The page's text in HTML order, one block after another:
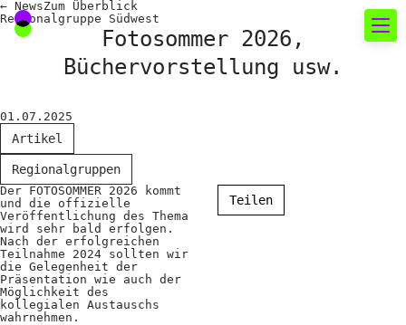
Neues rund um die
Fotografie
Das aktuelle Foto
News
Termine
FREELENS Galerie
Showcases
← NewsZum Überblick
Regionalgruppe Südwest
Fotosommer 2026,
Büchervorstellung usw.
01.07.2025
Artikel
Regionalgruppen
Der FOTOSOMMER 2026 kommt
und die offizielle
Veröffentlichung des Thema
wird sehr bald erfolgen.
Nach der erfolgreichen
Teilnahme 2024 sollten wir
die Gelegenheit der
Präsentation wie auch der
Möglichkeit des
kollegialen Austauschs
wahrnehmen.
Teilen